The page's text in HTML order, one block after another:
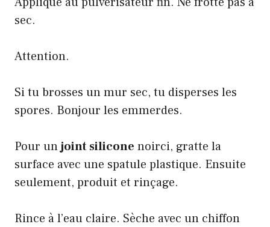
sec.
Attention.
Si tu brosses un mur sec, tu disperses les
spores. Bonjour les emmerdes.
Pour unjoint silicone noirci, gratte la
surface avec une spatule plastique. Ensuite
seulement, produit et rinçage.
Rince à l’eau claire. Sèche avec un chiffon